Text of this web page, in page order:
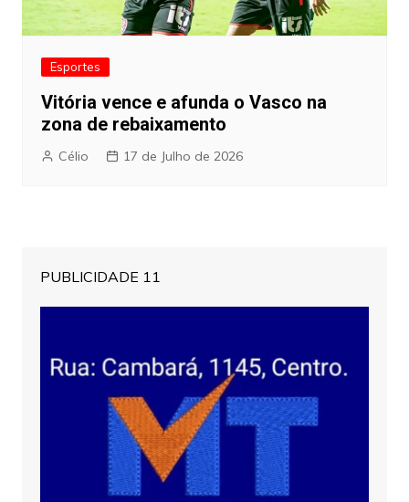
Esportes
Vitória vence e afunda o Vasco na
zona de rebaixamento
Célio 17 de Julho de 2026
PUBLICIDADE 11